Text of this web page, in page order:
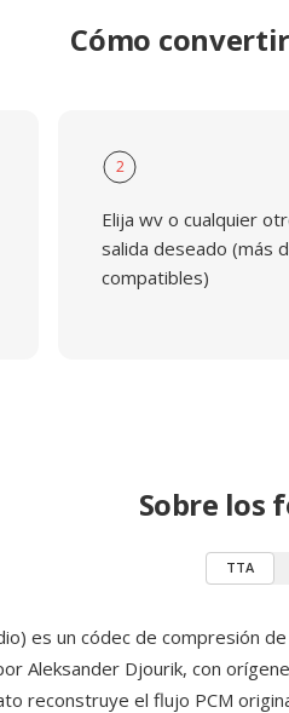
Cómo
2
Elija wv o cualquier
salida deseado (más
compatibles)
Sobre los
TTA
es un códec de compresión
Aleksander Djourik, con
reconstruye el flujo PCM